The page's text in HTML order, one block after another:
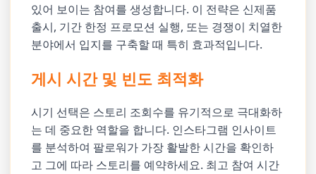
있어 보이는 참여를 생성합니다. 이 전략은 신제품
출시, 기간 한정 프로모션 실행, 또는 경쟁이 치열한
분야에서 입지를 구축할 때 특히 효과적입니다.
게시 시간 및 빈도 최적화
시기 선택은 스토리 조회수를 유기적으로 극대화하
는 데 중요한 역할을 합니다. 인스타그램 인사이트
를 분석하여 팔로워가 가장 활발한 시간을 확인하
고 그에 따라 스토리를 예약하세요. 최고 참여 시간